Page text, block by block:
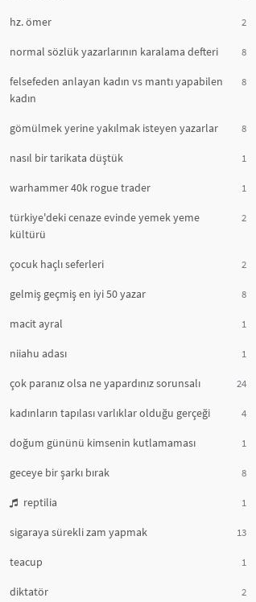
hz. ömer 2
normal sözlük yazarlarının karalama defteri 8
felsefeden anlayan kadın vs mantı yapabilen
kadın
8
gömülmek yerine yakılmak isteyen yazarlar 8
nasıl bir tarikata düştük 1
warhammer 40k rogue trader 1
türkiye'deki cenaze evinde yemek yeme
kültürü
2
çocuk haçlı seferleri 2
gelmiş geçmiş en iyi 50 yazar 8
macit ayral 1
niiahu adası 1
çok paranız olsa ne yapardınız sorunsalı 24
kadınların tapılası varlıklar olduğu gerçeği 4
doğum gününü kimsenin kutlamaması 1
geceye bir şarkı bırak 8
reptilia 1
sigaraya sürekli zam yapmak 13
teacup 1
diktatör 2